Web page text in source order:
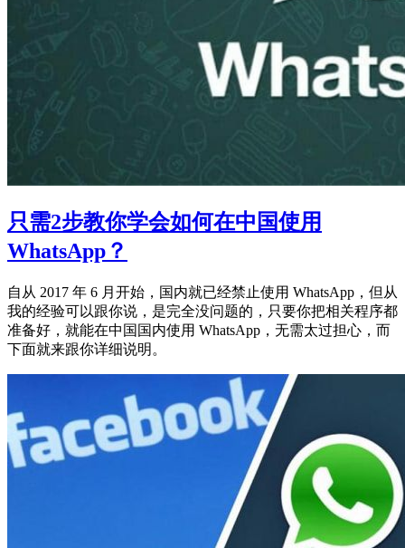
只需2步教你学会如何在中国使用
WhatsApp？
自从 2017 年 6 月开始，国内就已经禁止使用 WhatsApp，但从
我的经验可以跟你说，是完全没问题的，只要你把相关程序都
准备好，就能在中国国内使用 WhatsApp，无需太过担心，而
下面就来跟你详细说明。